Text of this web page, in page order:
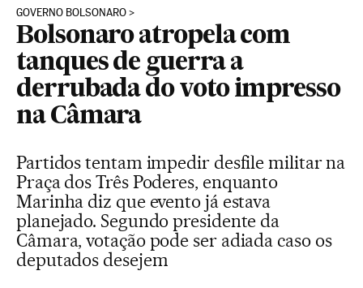
GOVERNO BOLSONARO
Bolsonaro atropela com
tanques de guerra a
derrubada do voto impresso
na Câmara
Partidos tentam impedir desfile militar na
Praça dos Três Poderes, enquanto
Marinha diz que evento já estava
planejado. Segundo presidente da
Câmara, votação pode ser adiada caso os
deputados desejem